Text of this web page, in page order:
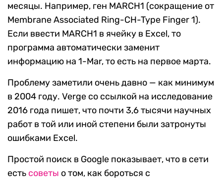
месяцы. Например, ген MARCH1 (сокращение от
Membrane Associated Ring-CH-Type Finger 1).
Если ввести MARCH1 в ячейку в Excel, то
программа автоматически заменит
информацию на 1-Mar, то есть на первое марта.
Проблему заметили очень давно — как минимум
в 2004 году. Verge со ссылкой на исследование
2016 года пишет, что почти 3,6 тысячи научных
работ в той или иной степени были затронуты
ошибками Excel.
Простой поиск в Google показывает, что в сети
есть советы о том, как бороться с